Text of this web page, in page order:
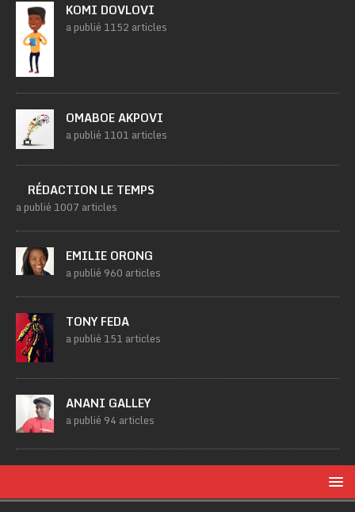
KOMI DOVLOVI
a publié 1152 articles
OMABOE AKPOVI
a publié 1101 articles
RÉDACTION LE TEMPS
a publié 1007 articles
EMILIE ORONG
a publié 960 articles
TONY FEDA
a publié 151 articles
ANANI GALLEY
a publié 94 articles